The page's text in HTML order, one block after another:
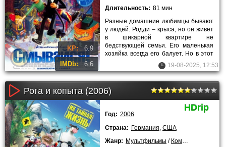
KP: 6.9
IMDb: 6.6
Длительность: 81 мин
Разные домашние любимцы бывают
у людей. Родди – крыса, но он живет
в шикарной квартире не
бедствующей семьи. Его маленькая
хозяйка всегда его балует. Но в этот
раз Родди предстоит остаться19-08-2025, 12:53
Рога и копыта (2006)
HDrip
Год: 2006
Страна: Германия США
Жанр: Мультфильмы / Комедии